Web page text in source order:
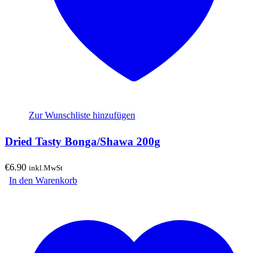
Zur Wunschliste hinzufügen
Dried Tasty Bonga/Shawa 200g
€6.90 inkl.MwSt
In den Warenkorb